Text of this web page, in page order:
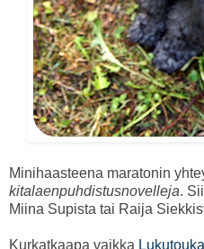
Minihaasteena maratonin
kitalaenpuhdistusnovelleja.
Miina Supista tai Raija
Kurkatkaapa vaikka